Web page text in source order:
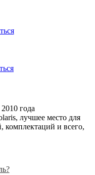
года
лучшее место для
комплектаций и всего,